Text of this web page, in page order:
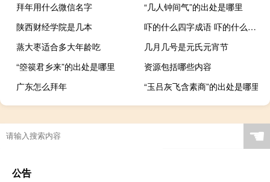
拜年用什么微信名字
“几人钟间气”的出处是哪里
陕西财经学院是几本
吓的什么四字成语 吓的什么填词语
蒸大枣适合多大年龄吃
几月几号是元氏元宵节
“箜篌君乡来”的出处是哪里
资源包括哪些内容
广东怎么拜年
“玉吕灰飞含素商”的出处是哪里
☚
公告